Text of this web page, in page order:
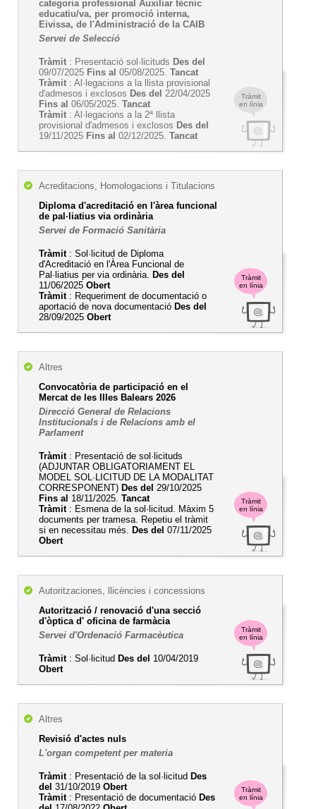
Tràmit
en línia
categoria professional Auxiliar tècnic
educatiu/va, per promoció interna,
Eivissa, de l'Administració de la CAIB
Servei de Selecció
Tràmit : Presentació sol·licituds Des del
09/07/2025 Fins al 05/08/2025. Tancat
Tràmit : Al·legacions a la llista provisional
d'admesos i exclosos Des del 22/04/2025
Fins al 06/05/2025. Tancat
Tràmit : Al·legacions a la 2ª llista
provisional d'admesos i exclosos Des del
19/11/2025 Fins al 02/12/2025. Tancat
Tràmit
en línia
Acreditacions, Homologacions i Titulacions
Diploma d'acreditació en l'àrea funcional
de pal·liatius via ordinària
Servei de Formació Sanitària
Tràmit: Sol·licitud de Diploma
d'Acreditació en l'Àrea Funcional de
Pal·liatius per via ordinària. Des del
11/06/2025 Obert
Tràmit: Requeriment de documentació o
aportació de nova documentació Des del
28/09/2025 Obert
Tràmit
en línia
Altres
Convocatòria de participació en el
Mercat de les Illes Balears 2026
Direcció General de Relacions
Institucionals i de Relacions amb el
Parlament
Tràmit: Presentació de sol·licituds
(ADJUNTAR OBLIGATORIAMENT EL
MODEL SOL·LICITUD DE LA MODALITAT
CORRESPONENT) Des del 29/10/2025
Fins al 18/11/2025. Tancat
Tràmit: Esmena de la sol·licitud. Màxim 5
documents per tramesa. Repetiu el tràmit
si en necessitau més. Des del 07/11/2025
Obert
Tràmit
en línia
Autoritzaciones, llicències i concessions
Autorització / renovació d'una secció
d'òptica d' oficina de farmàcia
Servei d'Ordenació Farmacèutica
Tràmit: Sol·licitud Des del 10/04/2019
Obert
Tràmit
en línia
Altres
Revisió d'actes nuls
L'organ competent per materia
Tràmit: Presentació de la sol·licitud Des
del 31/10/2019 Obert
Tràmit: Presentació de documentació Des